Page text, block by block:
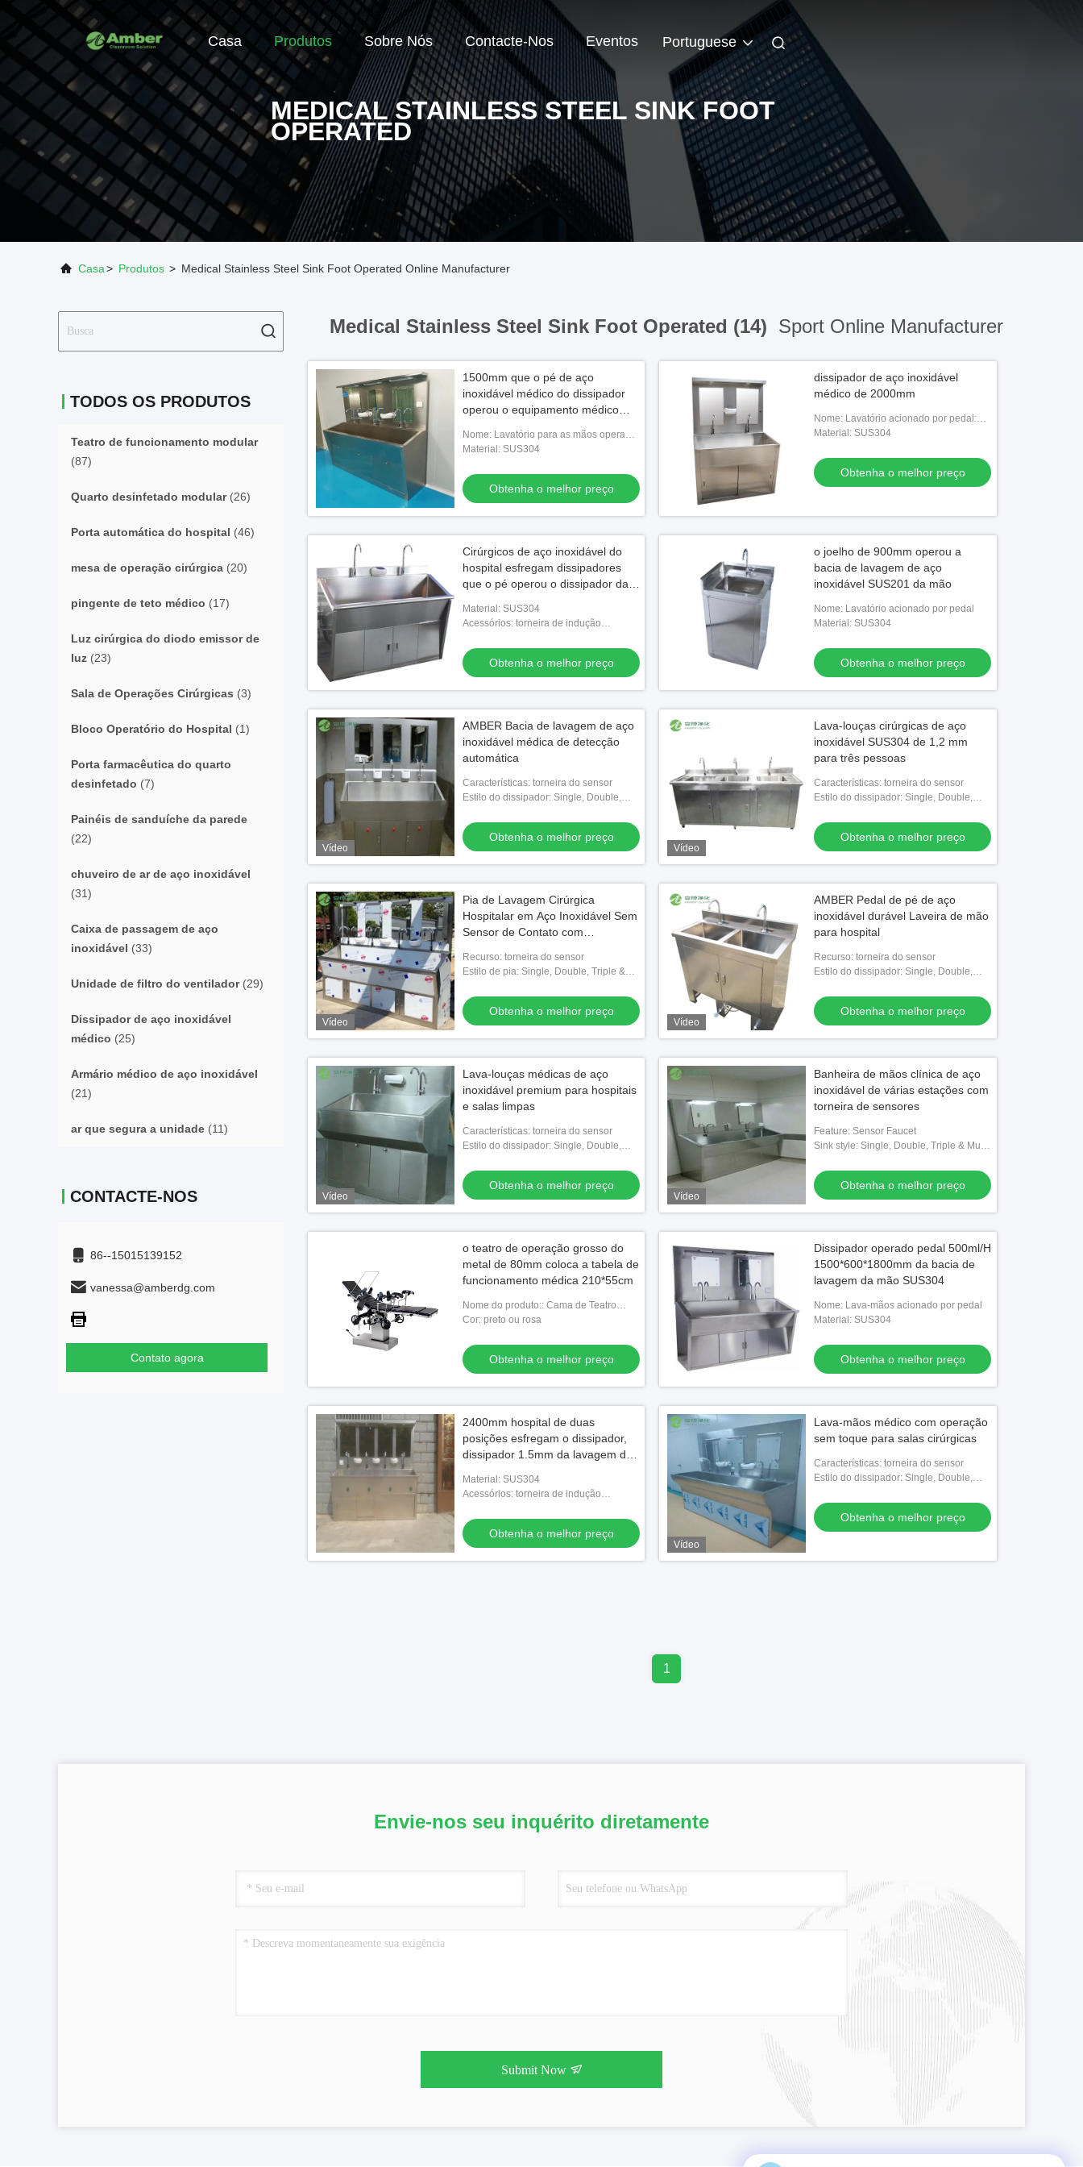
Casa Produtos Sobre Nós Contacte-Nos Eventos Portuguese
MEDICAL STAINLESS STEEL SINK FOOT
OPERATED
Casa> Produtos > Medical Stainless Steel Sink Foot Operated Online Manufacturer
TODOS OS PRODUTOS
Teatro de funcionamento modular
(87)
Quarto desinfetado modular(26)
Porta automática do hospital (46)
mesa de operação cirúrgica (20)
pingente de teto médico (17)
Luz cirúrgica do diodo emissor de
luz (23)
Sala de Operações Cirúrgicas (3)
Bloco Operatório do Hospital (1)
Porta farmacêutica do quarto
desinfetado (7)
Painéis de sanduíche da parede
(22)
chuveiro de ar de aço inoxidável
(31)
Caixa de passagem de aço
inoxidável (33)
Unidade de filtro do ventilador(29)
Dissipador de aço inoxidável
médico (25)
Armário médico de aço inoxidável
(21)
ar que segura a unidade (11)
CONTACTE-NOS
86--15015139152
vanessa@amberdg.com
Contato agora
Medical Stainless Steel Sink Foot Operated (14) Sport Online Manufacturer
1500mm que o pé de aço
inoxidável médico do dissipador
operou o equipamento médico
Nome: Lavatório para as mãos operado
com o pé
Material: SUS304
Obtenha o melhor preço
dissipador de aço inoxidável
médico de 2000mm
Nome: Lavatório acionado por pedal:
Operação Lavagem à mão Lavatório
Material: SUS304
Obtenha o melhor preço
Cirúrgicos de aço inoxidável do
hospital esfregam dissipadores
que o pé operou o dissipador da
Material: SUS304
Acessórios: torneira de indução
sabão
Obtenha o melhor preço
o joelho de 900mm operou a
bacia de lavagem de aço
inoxidável SUS201 da mão
Nome: Lavatório acionado por pedal
Material: SUS304
Obtenha o melhor preço
Vídeo
AMBER Bacia de lavagem de aço
inoxidável médica de detecção
automática
Características: torneira do sensor
Estilo do dissipador: Single, Double,
Obtenha o melhor preço
Vídeo
Lava-louças cirúrgicas de aço
inoxidável SUS304 de 1,2 mm
para três pessoas
Características: torneira do sensor
Estilo do dissipador: Single, Double,
Obtenha o melhor preço
Vídeo
Pia de Lavagem Cirúrgica
Hospitalar em Aço Inoxidável Sem
Sensor de Contato com
Recurso: torneira do sensor
Estilo de pia: Single, Double, Triple &
Obtenha o melhor preço
Vídeo
AMBER Pedal de pé de aço
inoxidável durável Laveira de mão
para hospital
Recurso: torneira do sensor
Estilo do dissipador: Single, Double,
Obtenha o melhor preço
Vídeo
Lava-louças médicas de aço
inoxidável premium para hospitais
e salas limpas
Características: torneira do sensor
Estilo do dissipador: Single, Double,
Obtenha o melhor preço
Vídeo
Banheira de mãos clínica de aço
inoxidável de várias estações com
torneira de sensores
Feature: Sensor Faucet
Sink style: Single, Double, Triple & Multi/
Obtenha o melhor preço
o teatro de operação grosso do
metal de 80mm coloca a tabela de
funcionamento médica 210*55cm
Nome do produto:: Cama de Teatro
Operacional
Cor: preto ou rosa
Obtenha o melhor preço
Dissipador operado pedal 500ml/H
1500*600*1800mm da bacia de
lavagem da mão SUS304
Nome: Lava-mãos acionado por pedal
Material: SUS304
Obtenha o melhor preço
2400mm hospital de duas
posições esfregam o dissipador,
dissipador 1.5mm da lavagem da
Material: SUS304
Acessórios: torneira de indução
sabão
Obtenha o melhor preço
Vídeo
Lava-mãos médico com operação
sem toque para salas cirúrgicas
Características: torneira do sensor
Estilo do dissipador: Single, Double,
Obtenha o melhor preço
1
Envie-nos seu inquérito diretamente
Submit Now